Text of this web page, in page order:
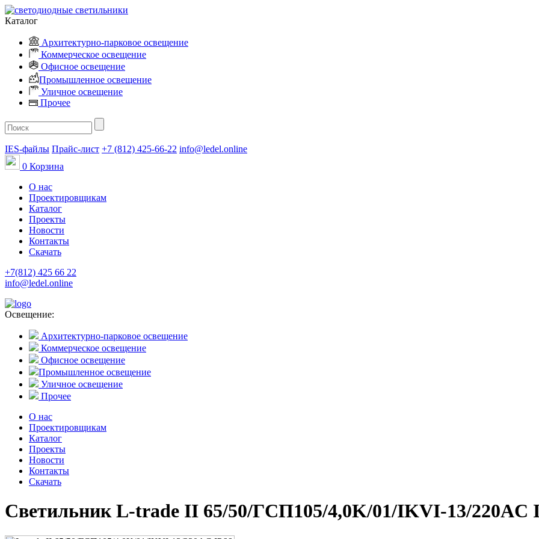
Каталог
Архитектурно-парковое освещение
Коммерческое освещение
Офисное освещение
Промышленное освещение
Уличное освещение
Прочее
IES-файлы Прайс-лист +7 (812) 425-66-22 info@ledel.online
0 Корзина
О нас
Проектировщикам
Каталог
Проекты
Новости
Контакты
Скачать
+7(812) 425 66 22
info@ledel.online
Освещение:
Архитектурно-парковое освещение
Коммерческое освещение
Офисное освещение
Промышленное освещение
Уличное освещение
Прочее
О нас
Проектировщикам
Каталог
Проекты
Новости
Контакты
Скачать
Светильник L-trade II 65/50/ГСП105/4,0K/01/IKVI-13/220AC